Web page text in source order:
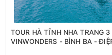
TOUR HÀ TĨNH NHA TRANG
VINWONDERS - BÌNH BA -